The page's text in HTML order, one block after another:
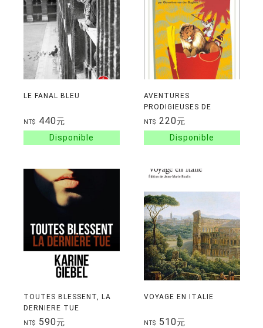
LE FANAL BLEU
NT$ 440元
AVENTURES
PRODIGIEUSES DE
TARTARIN DE
TARASCON
NT$ 220元
TOUTES BLESSENT, LA
DERNIERE TUE
NT$ 590元
VOYAGE EN ITALIE
NT$ 510元